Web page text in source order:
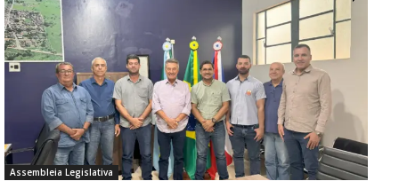
Assembleia Legislativa